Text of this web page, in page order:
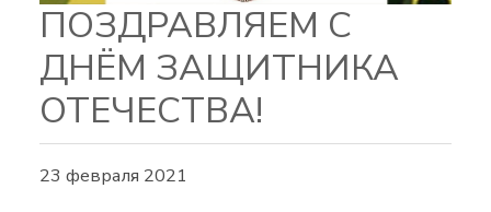
ПОЗДРАВЛЯЕМ С
ДНЁМ ЗАЩИТНИКА
ОТЕЧЕСТВА!
23 февраля 2021